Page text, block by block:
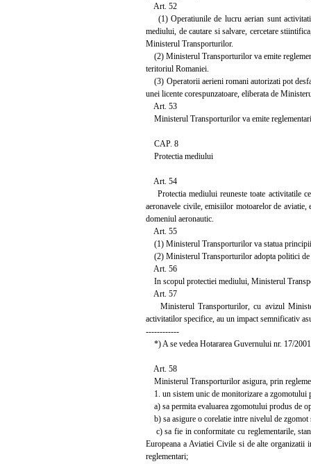
Art. 52
(1) Operatiunile de lucru aerian sunt
mediului, de cautare si salvare, cercetare
Ministerul Transporturilor.
(2) Ministerul Transporturilor va emite
teritoriul Romaniei.
(3) Operatorii aerieni romani autorizati pot
unei licente corespunzatoare, eliberata de
Art. 53
Ministerul Transporturilor va emite
CAP. 8
Protectia mediului
Art. 54
Protectia mediului reuneste toate activitatile
aeronavele civile, emisiilor motoarelor de
domeniul aeronautic.
Art. 55
(1) Ministerul Transporturilor va statua
(2) Ministerul Transporturilor adopta politici de
Art. 56
In scopul protectiei mediului, Ministerul
Art. 57
Ministerul Transporturilor, cu avizul
activitatilor specifice, au un impact semnificativ
------------
*) A se vedea Hotararea Guvernului nr. 17/
Art. 58
Ministerul Transporturilor asigura, prin
1. un sistem unic de monitorizare a zgomotului
a) sa permita evaluarea zgomotului produs de
b) sa asigure o corelatie intre nivelul de
c) sa fie in conformitate cu reglementarile,
Europeana a Aviatiei Civile si de alte organizatii
reglementari;